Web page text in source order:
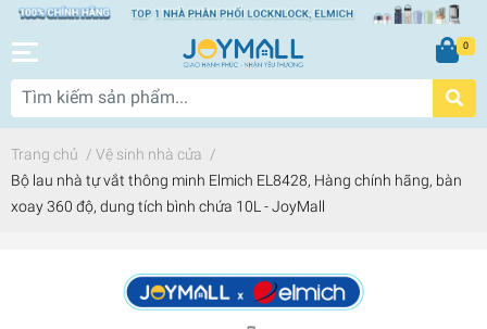
0
Trang chủ / Vệ sinh nhà cửa /
Bộ lau nhà tự vắt thông minh Elmich EL8428, Hàng chính hãng, bàn
xoay 360 độ, dung tích bình chứa 10L - JoyMall